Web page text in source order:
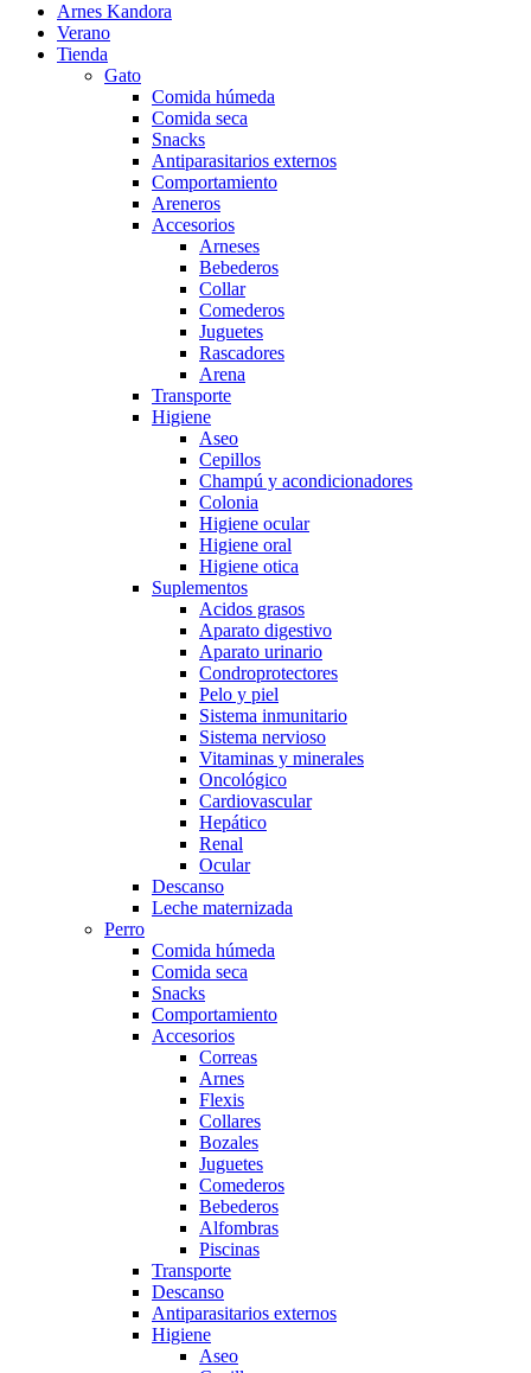
Arnes Kandora
Verano
Tienda
Gato
Comida húmeda
Comida seca
Snacks
Antiparasitarios externos
Comportamiento
Areneros
Accesorios
Arneses
Bebederos
Collar
Comederos
Juguetes
Rascadores
Arena
Transporte
Higiene
Aseo
Cepillos
Champú y acondicionadores
Colonia
Higiene ocular
Higiene oral
Higiene otica
Suplementos
Acidos grasos
Aparato digestivo
Aparato urinario
Condroprotectores
Pelo y piel
Sistema inmunitario
Sistema nervioso
Vitaminas y minerales
Oncológico
Cardiovascular
Hepático
Renal
Ocular
Descanso
Leche maternizada
Perro
Comida húmeda
Comida seca
Snacks
Comportamiento
Accesorios
Correas
Arnes
Flexis
Collares
Bozales
Juguetes
Comederos
Bebederos
Alfombras
Piscinas
Transporte
Descanso
Antiparasitarios externos
Higiene
Aseo